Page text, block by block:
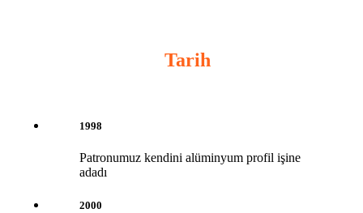
Tarih
1998
Patronumuz kendini alüminyum profil işine
adadı
2000